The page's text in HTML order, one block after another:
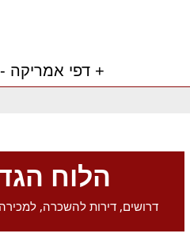
דפי אמריקה - חפש בית עסק +
הלוח
דרושים, דירות להשכרה,